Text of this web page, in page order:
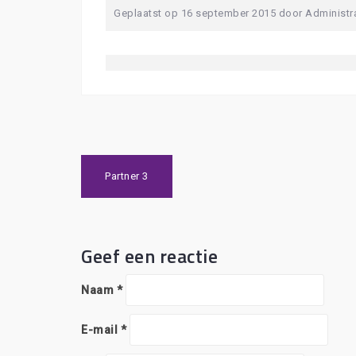
Geplaatst op 16 september 2015 door
Bericht
navigatie
Partner 3
Geef een reactie
Naam *
E-mail *